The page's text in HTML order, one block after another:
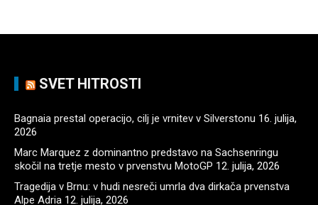
SVET HITROSTI
Bagnaia prestal operacijo, cilj je vrnitev v Silverstonu 16. julija,
2026
Marc Marquez z dominantno predstavo na Sachsenringu
skočil na tretje mesto v prvenstvu MotoGP 12. julija, 2026
Tragedija v Brnu: v hudi nesreči umrla dva dirkača prvenstva
Alpe Adria 12. julija, 2026